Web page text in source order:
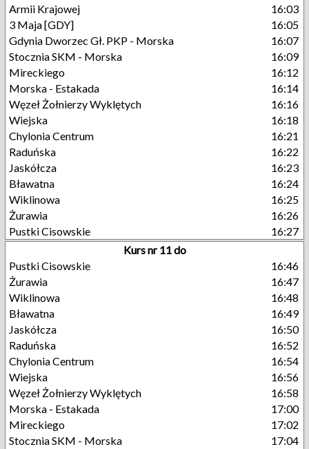
Armii Krajowej
16:03
3 Maja [GDY]
16:05
Gdynia Dworzec Gł. PKP - Morska
16:07
Stocznia SKM - Morska
16:09
Mireckiego
16:12
Morska - Estakada
16:14
Węzeł Żołnierzy Wyklętych
16:16
Wiejska
16:18
Chylonia Centrum
16:21
Raduńska
16:22
Jaskółcza
16:23
Bławatna
16:24
Wiklinowa
16:25
Żurawia
16:26
Pustki Cisowskie
16:27
Kurs nr 11 do
Pustki Cisowskie
16:46
Żurawia
16:47
Wiklinowa
16:48
Bławatna
16:49
Jaskółcza
16:50
Raduńska
16:52
Chylonia Centrum
16:54
Wiejska
16:56
Węzeł Żołnierzy Wyklętych
16:58
Morska - Estakada
17:00
Mireckiego
17:02
Stocznia SKM - Morska
17:04